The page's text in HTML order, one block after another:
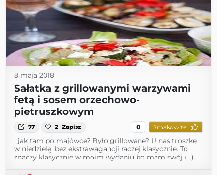
8 maja 2018
Sałatka z grillowanymi warzywami
fetą i sosem orzechowo-
pietruszkowym
77 2 Zapisz 0 Smakowite
I jak tam po majówce? Było grillowane? U nas troszkę
w niedzielę, bez ekstrawagancji raczej klasycznie. To
znaczy klasycznie w moim wydaniu bo mam swój (...)